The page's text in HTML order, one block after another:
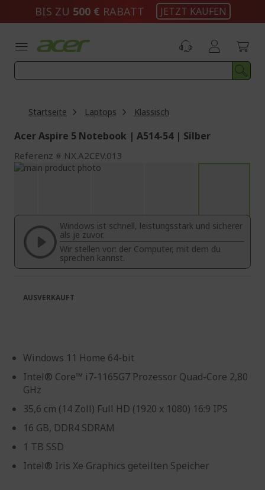
BIS ZU 500 € RABATT JETZT KAUFEN
Startseite Laptops Klassisch
Acer Aspire 5 Notebook | A514-54 | Silber
Referenz NX.A2CEV.013
Zum
springen
Bildgalerie
springen
Windows ist schnell, leistungsstark und sicherer
als je zuvor.
Wir stellen vor: der Computer, mit dem du
sprechen kannst.
Windows 11 Home 64-bit
Intel® Core™ i7-1165G7 Prozessor Quad-Core 2,80
GHz
35,6 cm (14 Zoll) Full HD (1920 x 1080) 16:9 IPS
16 GB, DDR4 SDRAM
1 TB SSD
Intel® Iris Xe Graphics geteilten Speicher
AUSVERKAUFT